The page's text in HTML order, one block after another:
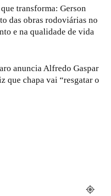
transforma: Gerson
das obras rodoviárias no
e na qualidade de vida
anuncia Alfredo Gaspar
que chapa vai “resgatar o